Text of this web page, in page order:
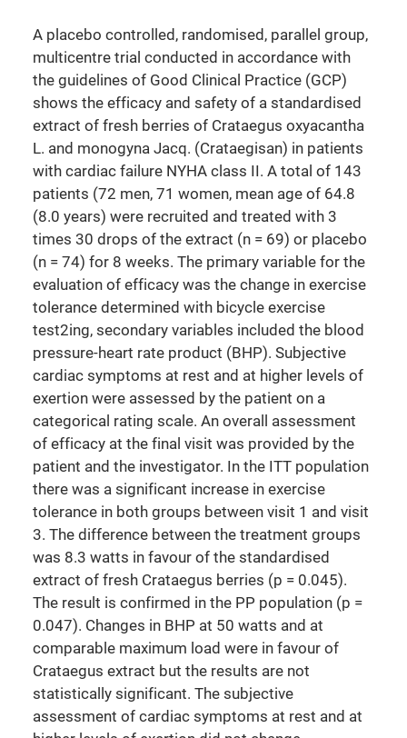
A placebo controlled, randomised, parallel group,
multicentre trial conducted in accordance with
the guidelines of Good Clinical Practice (GCP)
shows the efficacy and safety of a standardised
extract of fresh berries of Crataegus oxyacantha
L. and monogyna Jacq. (Crataegisan) in patients
with cardiac failure NYHA class II. A total of 143
patients (72 men, 71 women, mean age of 64.8
(8.0 years) were recruited and treated with 3
times 30 drops of the extract (n = 69) or placebo
(n = 74) for 8 weeks. The primary variable for the
evaluation of efficacy was the change in exercise
tolerance determined with bicycle exercise
test2ing, secondary variables included the blood
pressure-heart rate product (BHP). Subjective
cardiac symptoms at rest and at higher levels of
exertion were assessed by the patient on a
categorical rating scale. An overall assessment
of efficacy at the final visit was provided by the
patient and the investigator. In the ITT population
there was a significant increase in exercise
tolerance in both groups between visit 1 and visit
3. The difference between the treatment groups
was 8.3 watts in favour of the standardised
extract of fresh Crataegus berries (p = 0.045).
The result is confirmed in the PP population (p =
0.047). Changes in BHP at 50 watts and at
comparable maximum load were in favour of
Crataegus extract but the results are not
statistically significant. The subjective
assessment of cardiac symptoms at rest and at